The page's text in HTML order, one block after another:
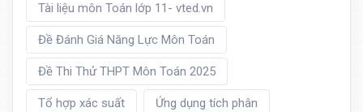
Tài liệu môn Toán lớp 11- vted.vn
Đề Đánh Giá Năng Lực Môn Toán
Đề Thi Thử THPT Môn Toán 2025
Tổ hợp xác suất Ứng dụng tích phân